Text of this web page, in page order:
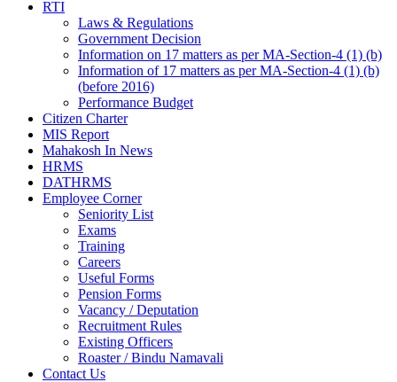
RTI
Laws & Regulations
Government Decision
Information on 17 matters as per MA-Section-4 (1) (b)
Information of 17 matters as per MA-Section-4 (1) (b)
(before 2016)
Performance Budget
Citizen Charter
MIS Report
Mahakosh In News
HRMS
DATHRMS
Employee Corner
Seniority List
Exams
Training
Careers
Useful Forms
Pension Forms
Vacancy / Deputation
Recruitment Rules
Existing Officers
Roaster / Bindu Namavali
Contact Us